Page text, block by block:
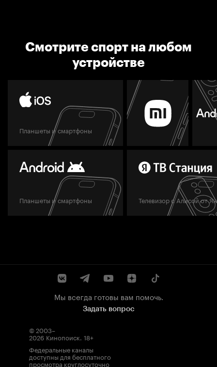
Смотрите спорт на любом
устройстве
Планшеты и смартфоны
Планшеты и смартфоны Телевизор с Алисой от
Мы всегда готовы вам помочь.
Задать вопрос
© 2003–
2026 Кинопоиск. 18+
Федеральные каналы
доступны для бесплатного
просмотра круглосуточно